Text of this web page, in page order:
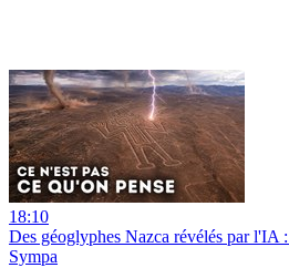
18:10
Des géoglyphes Nazca révélés par l'IA
Sympa